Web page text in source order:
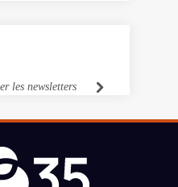
les newsletters